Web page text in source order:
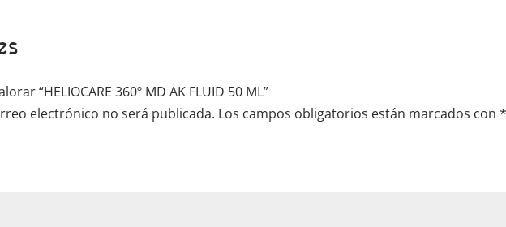
“HELIOCARE 360º MD AK FLUID 50 ML”
electrónico no será publicada. Los campos obligatorios están marcados con*